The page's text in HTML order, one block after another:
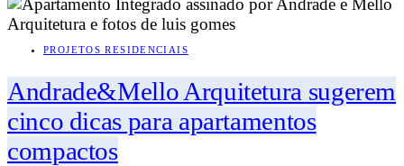
PROJETOS RESIDENCIAIS
Andrade&Mello Arquitetura sugerem
cinco dicas para apartamentos
compactos